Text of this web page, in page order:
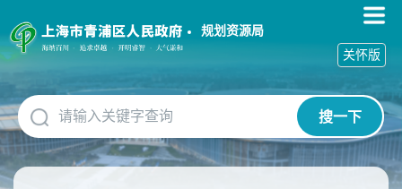
障
碍
作
说
明
跳
到
规划资源局
搜一下
关怀版